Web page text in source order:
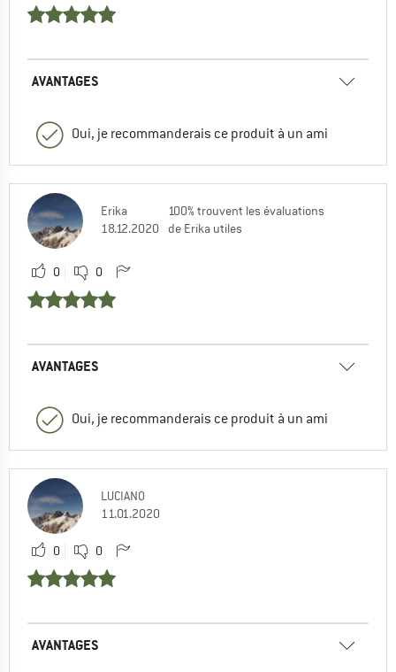
AVANTAGES
Oui, je recommanderais ce produit à un ami
Erika
18.12.2020
100% trouvent les évaluations
de Erika utiles
0 0
AVANTAGES
Oui, je recommanderais ce produit à un ami
LUCIANO
11.01.2020
0 0
AVANTAGES